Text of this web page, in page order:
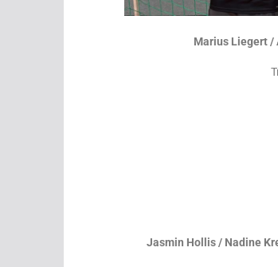
Marius Liegert /
Jasmin Hollis / Nadine